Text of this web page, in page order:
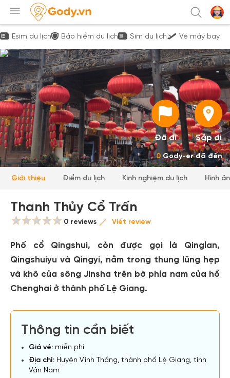
Esim du lịch Bảo hiểm du lịch Sim du lịch Vé máy bay
Đã đi Sắp đi
0 Gody-er đã đến
Giới thiệu Điểm du lịch Kinh nghiệm du lịch Hình
Thanh Thủy Cổ Trấn
0 reviews Viết review
Phố cổ Qingshui, còn được gọi là Qinglan,
Qingshuiyu và Qingyi, nằm trong thung lũng hẹp
và khô của sông Jinsha trên bờ phía nam của hồ
Chenghai ở thành phố Lệ Giang.
Thông tin cần biết
Giá vé: miễn phí
Địa chỉ: Huyện Vĩnh Thắng, thành phố Lệ Giang, tỉnh
Vân Nam